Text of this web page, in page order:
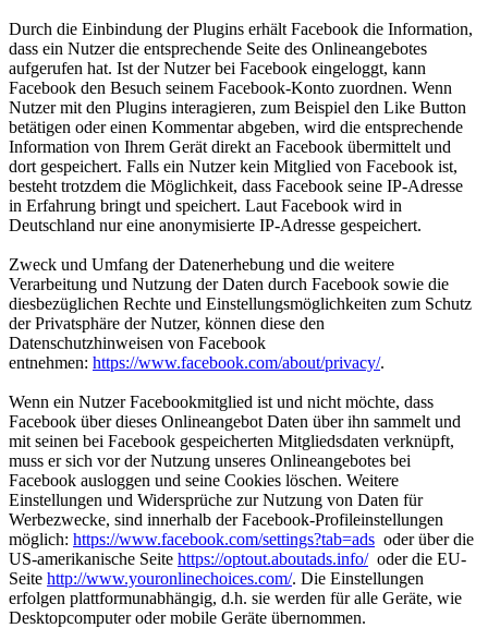
Durch die Einbindung der Plugins erhält Facebook die Information,
dass ein Nutzer die entsprechende Seite des Onlineangebotes
aufgerufen hat. Ist der Nutzer bei Facebook eingeloggt, kann
Facebook den Besuch seinem Facebook-Konto zuordnen. Wenn
Nutzer mit den Plugins interagieren, zum Beispiel den Like Button
betätigen oder einen Kommentar abgeben, wird die entsprechende
Information von Ihrem Gerät direkt an Facebook übermittelt und
dort gespeichert. Falls ein Nutzer kein Mitglied von Facebook ist,
besteht trotzdem die Möglichkeit, dass Facebook seine IP-Adresse
in Erfahrung bringt und speichert. Laut Facebook wird in
Deutschland nur eine anonymisierte IP-Adresse gespeichert.
Zweck und Umfang der Datenerhebung und die weitere
Verarbeitung und Nutzung der Daten durch Facebook sowie die
diesbezüglichen Rechte und Einstellungsmöglichkeiten zum Schutz
der Privatsphäre der Nutzer, können diese den
Datenschutzhinweisen von Facebook
entnehmen: https://www.facebook.com/about/privacy/.
Wenn ein Nutzer Facebookmitglied ist und nicht möchte, dass
Facebook über dieses Onlineangebot Daten über ihn sammelt und
mit seinen bei Facebook gespeicherten Mitgliedsdaten verknüpft,
muss er sich vor der Nutzung unseres Onlineangebotes bei
Facebook ausloggen und seine Cookies löschen. Weitere
Einstellungen und Widersprüche zur Nutzung von Daten für
Werbezwecke, sind innerhalb der Facebook-Profileinstellungen
möglich: https://www.facebook.com/settings?tab=ads oder über die
US-amerikanische Seite https://optout.aboutads.info/oder die EU-
Seite http://www.youronlinechoices.com/. Die Einstellungen
erfolgen plattformunabhängig, d.h. sie werden für alle Geräte, wie
Desktopcomputer oder mobile Geräte übernommen.